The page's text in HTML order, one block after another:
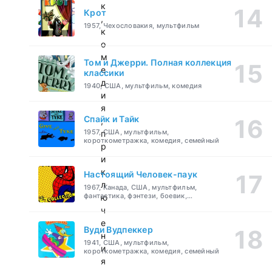
к
,
к
о
м
е
д
и
я
,
п
р
и
к
л
ю
ч
е
н
и
я
Крот
1957, Чехословакия, мультфильм
Том и Джерри. Полная коллекция
классики
1940, США, мультфильм, комедия
Спайк и Тайк
1957, США, мультфильм,
короткометражка, комедия, семейный
Настоящий Человек-паук
1967, Канада, США, мультфильм,
фантастика, фэнтези, боевик,
приключения, семейный
Вуди Вудпеккер
1941, США, мультфильм,
короткометражка, комедия, семейный